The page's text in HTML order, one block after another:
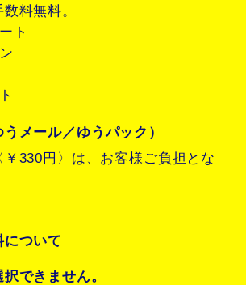
数料無料。
ト
メール／ゆうパック）
330円〉は、お客様ご負担とな
ついて
できません。